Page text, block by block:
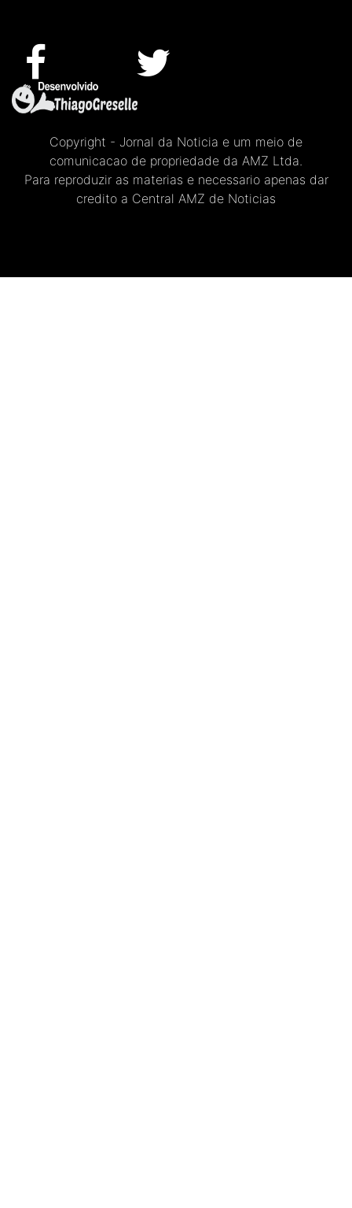
Copyright - Jornal da Noticia e um meio de
comunicacao de propriedade da AMZ Ltda.
Para reproduzir as materias e necessario apenas dar
credito a Central AMZ de Noticias